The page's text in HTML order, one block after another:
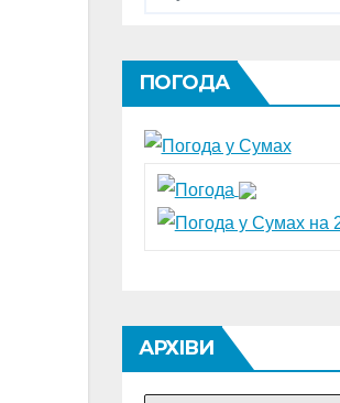
ПОГОДА
АРХІВИ